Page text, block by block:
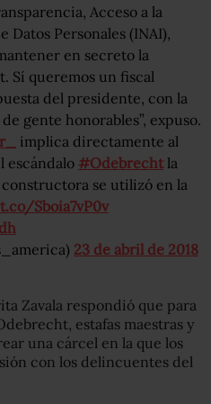
Acceso a la
Personales (INAI),
en secreto la
Sí queremos un fiscal
del presidente, con la
gente honorables”, expuso.
implica directamente al
escándalo #Odebrechtla
se utilizó en la
Sboia7vP0v
23 de abril de 2018
Zavala respondió que para
estafas maestras y
una cárcel en la que los
con los delincuentes del